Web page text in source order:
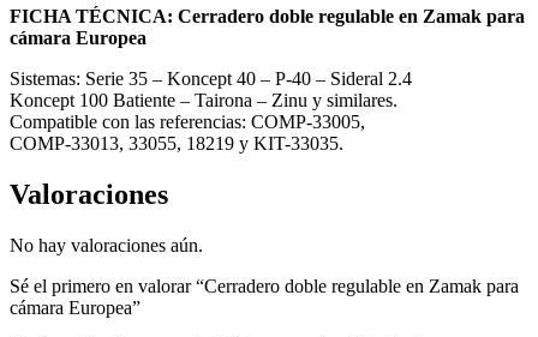
FICHA TÉCNICA: Cerradero doble regulable en Zamak para
cámara Europea
Sistemas: Serie 35 – Koncept 40 – P-40 – Sideral 2.4
Koncept 100 Batiente – Tairona – Zinu y similares.
Compatible con las referencias: COMP-33005,
COMP-33013, 33055, 18219 y KIT-33035.
Valoraciones
No hay valoraciones aún.
Sé el primero en valorar “Cerradero doble regulable en Zamak para
cámara Europea”